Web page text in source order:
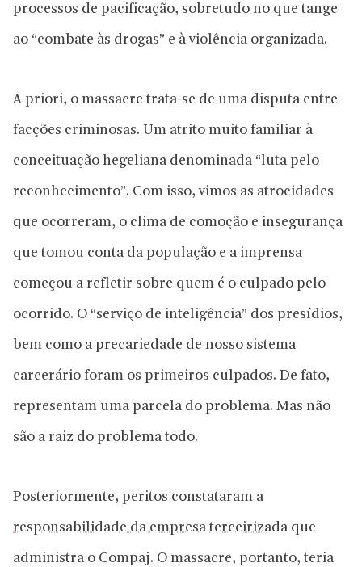
processos de pacificação, sobretudo no que tange
ao “combate às drogas” e à violência organizada.
A priori, o massacre trata-se de uma disputa entre
facções criminosas. Um atrito muito familiar à
conceituação hegeliana denominada “luta pelo
reconhecimento”. Com isso, vimos as atrocidades
que ocorreram, o clima de comoção e insegurança
que tomou conta da população e a imprensa
começou a refletir sobre quem é o culpado pelo
ocorrido. O “serviço de inteligência” dos presídios,
bem como a precariedade de nosso sistema
carcerário foram os primeiros culpados. De fato,
representam uma parcela do problema. Mas não
são a raiz do problema todo.
Posteriormente, peritos constataram a
responsabilidade da empresa terceirizada que
administra o Compaj. O massacre, portanto, teria